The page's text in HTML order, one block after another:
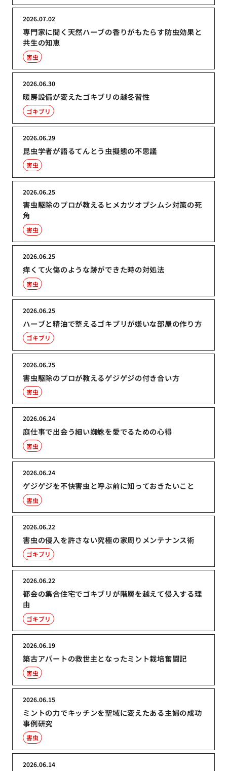
専門家に聞く天然ハーブの香りがもたらす防虫効果と
共生の知恵
2026.07.02
害虫
暖房設備が変えたゴキブリの越冬習性
2026.06.30
ゴキブリ
昆虫学者が語るてんとう虫擬態の不思議
2026.06.29
害虫
害虫駆除のプロが教えるヒメカツオブシムシ対策の死
角
2026.06.25
害虫
痒くて火傷のような跡ができた時の対処法
2026.06.25
害虫
ハーブと精油で整えるゴキブリが嫌いな部屋の作り方
2026.06.25
ゴキブリ
害虫駆除のプロが教えるゲジゲジの付き合い方
2026.06.25
害虫
庭仕事で出会う細い蜘蛛を愛でるための心得
2026.06.24
害虫
ゲジゲジを不快害虫と呼ぶ前に知っておきたいこと
2026.06.24
害虫
害虫の侵入を許さない究極の家周りメンテナンス術
2026.06.22
ゴキブリ
都会の集合住宅でゴキブリが階層を越えて侵入する理
由
2026.06.22
ゴキブリ
築古アパートの救世主となったミント栽培奮闘記
2026.06.19
害虫
ミントの力でキッチンを聖域に変えたある主婦の成功
事例研究
2026.06.15
害虫
2026.06.14